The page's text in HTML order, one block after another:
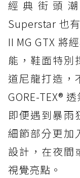
防水鞋推薦
載 GORE-
防水鞋推薦
人必備山系
頂
防水鞋推薦
復刻厚底，
防水鞋推
黃靴同級頂
防水鞋推
黃靴同級頂
經典街頭
Superstar 也
II MG GTX 將
能，鞋面特別
道尼龍打造，
GORE-TEX®
即便遇到暴雨
細節部分更加
設計，在夜間
視覺亮點。